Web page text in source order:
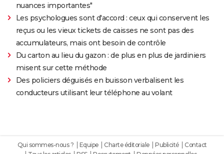
nuances importantes"
Les psychologues sont d'accord : ceux qui conservent les
reçus ou les vieux tickets de caisses ne sont pas des
accumulateurs, mais ont besoin de contrôle
Du carton au lieu du gazon : de plus en plus de jardiniers
misent sur cette méthode
Des policiers déguisés en buisson verbalisent les
conducteurs utilisant leur téléphone au volant
Qui sommes-nous ? Equipe Charte éditoriale Publicité
Contact